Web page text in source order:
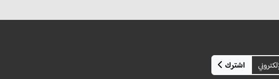
اشترك